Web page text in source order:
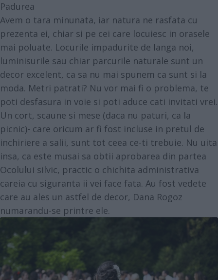
Padurea
Avem o tara minunata, iar natura ne rasfata cu
prezenta ei, chiar si pe cei care locuiesc in orasele
mai poluate. Locurile impadurite de langa noi,
luminisurile sau chiar parcurile naturale sunt un
decor excelent, ca sa nu mai spunem ca sunt si la
moda. Metri patrati? Nu vor mai fi o problema, te
poti desfasura in voie si poti aduce cati invitati vrei.
Un cort, scaune si mese (daca nu paturi, ca la
picnic)- care oricum ar fi fost incluse in pretul de
inchiriere a salii, sunt tot ceea ce-ti trebuie. Nu uita
insa, ca este musai sa obtii aprobarea din partea
Ocolului silvic, practic o chichita administrativa
careia cu siguranta ii vei face fata. Au fost vedete
care au ales un astfel de decor, Dana Rogoz
numarandu-se printre ele.